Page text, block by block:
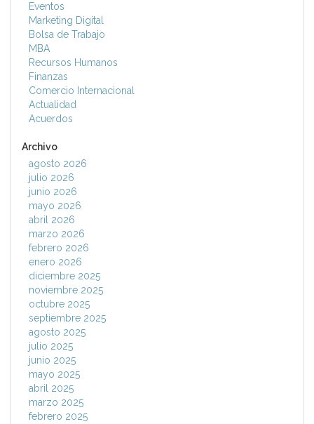
Eventos
Marketing Digital
Bolsa de Trabajo
MBA
Recursos Humanos
Finanzas
Comercio Internacional
Actualidad
Acuerdos
Archivo
agosto 2026
julio 2026
junio 2026
mayo 2026
abril 2026
marzo 2026
febrero 2026
enero 2026
diciembre 2025
noviembre 2025
octubre 2025
septiembre 2025
agosto 2025
julio 2025
junio 2025
mayo 2025
abril 2025
marzo 2025
febrero 2025